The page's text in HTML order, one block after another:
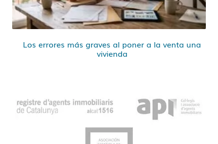
Los errores más graves al poner a la venta una
vivienda